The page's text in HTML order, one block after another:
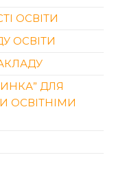
ОСВІТИ
ОСВІТИ
ДЛЯ
ОСВІТНІМИ